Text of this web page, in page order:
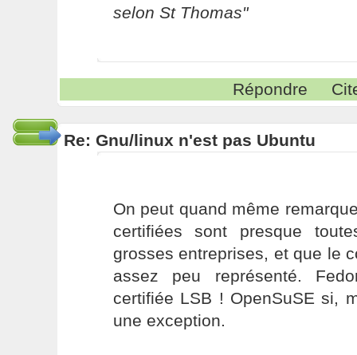
selon St Thomas"
Répondre
Re: Gnu/linux n'est pas Ubuntu
On peut quand même
certifiées sont presque
grosses entreprises, et que le
assez peu représenté.
certifiée LSB ! OpenSuSE si,
une exception.